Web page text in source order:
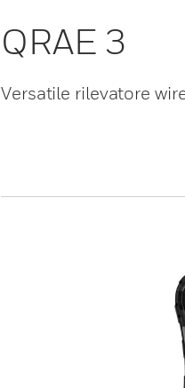
QRAE 3
Versatile rilevatore